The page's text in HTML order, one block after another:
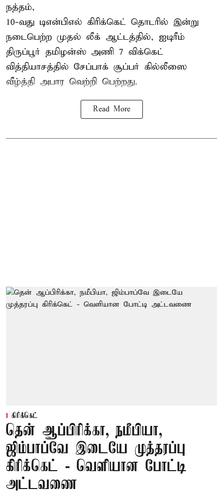
நத்தம்,
10-வது டிஎன்பிஎல் கிரிக்கெட் தொடரில் இன்று
நடைபெற்ற முதல் லீக் ஆட்டத்தில், ஐடிரீம்
திருப்பூர் தமிழன்ஸ் அணி 7 விக்கெட்
வித்தியாசத்தில் சேப்பாக் சூப்பர் கில்லீஸை
வீழ்த்தி அபார வெற்றி பெற்றது.
Read More
கிரிக்கெட்
தென் ஆப்பிரிக்கா, நமீபியா,
ஜிம்பாப்வே இடையே முத்தரப்பு
கிரிக்கெட் - வெளியான போட்டி
அட்டவணை